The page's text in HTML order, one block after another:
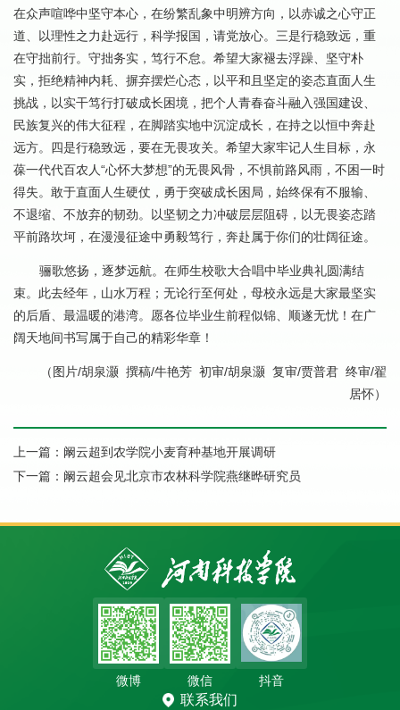
在众声喧哗中坚守本心，在纷繁乱象中明辨方向，以赤诚之心守正
道、以理性之力赴远行，科学报国，请党放心。三是行稳致远，重
在守拙前行。守拙务实，笃行不怠。希望大家褪去浮躁、坚守朴
实，拒绝精神内耗、摒弃摆烂心态，以平和且坚定的姿态直面人生
挑战，以实干笃行打破成长困境，把个人青春奋斗融入强国建设、
民族复兴的伟大征程，在脚踏实地中沉淀成长，在持之以恒中奔赴
远方。四是行稳致远，要在无畏攻关。希望大家牢记人生目标，永
葆一代代百农人“心怀大梦想”的无畏风骨，不惧前路风雨，不困一时
得失。敢于直面人生硬仗，勇于突破成长困局，始终保有不服输、
不退缩、不放弃的韧劲。以坚韧之力冲破层层阻碍，以无畏姿态踏
平前路坎坷，在漫漫征途中勇毅笃行，奔赴属于你们的壮阔征途。
骊歌悠扬，逐梦远航。在师生校歌大合唱中毕业典礼圆满结
束。此去经年，山水万程；无论行至何处，母校永远是大家最坚实
的后盾、最温暖的港湾。愿各位毕业生前程似锦、顺遂无忧！在广
阔天地间书写属于自己的精彩华章！
（图片/胡泉灏 撰稿/牛艳芳 初审/胡泉灏 复审/贾普君 终审/翟
居怀）
上一篇： 阚云超到农学院小麦育种基地开展调研
下一篇： 阚云超会见北京市农林科学院燕继晔研究员
联系我们
微博 微信 抖音